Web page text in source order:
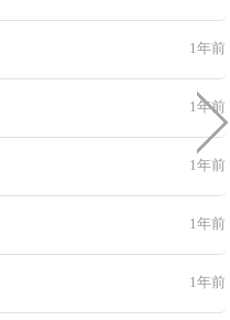
1年前
1年前
1年前
1年前
1年前